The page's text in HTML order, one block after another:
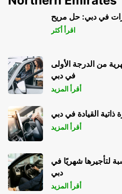
SAARBRUECKEN
SAARBRUECKEN - GERMANY
في دبي: حل مريح
اقرأ أكثر
من الدرجة الأولى
في دبي
أقرأ المزيد
ذاتية القيادة في دبي
أقرأ المزيد
لتأجيرها شهريًا في
دبي
أقرأ المزيد